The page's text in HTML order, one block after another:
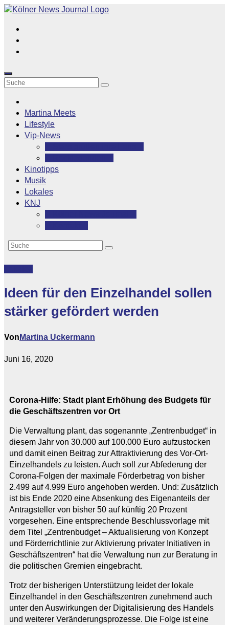
Zum
springen
Martina Meets
Lifestyle
Vip-News
Kinotipps
Musik
Lokales
KNJ
Ideen für den Einzelhandel sollen
stärker gefördert werden
Von Martina Uckermann
Juni 16, 2020
Corona-Hilfe: Stadt plant Erhöhung des Budgets für
die Geschäftszentren vor Ort
Die Verwaltung plant, das sogenannte „Zentrenbudget“ in
diesem Jahr von 30.000 auf 100.000 Euro aufzustocken
und damit einen Beitrag zur Attraktivierung des Vor-Ort-
Einzelhandels zu leisten. Auch soll zur Abfederung der
Corona-Folgen der maximale Förderbetrag von bisher
2.499 auf 4.999 Euro angehoben werden. Und: Zusätzlich
ist bis Ende 2020 eine Absenkung des Eigenanteils der
Antragsteller von bisher 50 auf künftig 20 Prozent
vorgesehen. Eine entsprechende Beschlussvorlage mit
dem Titel „Zentrenbudget – Aktualisierung von Konzept
und Förderrichtlinie zur Aktivierung privater Initiativen in
Geschäftszentren“ hat die Verwaltung nun zur Beratung in
die politischen Gremien eingebracht.
Trotz der bisherigen Unterstützung leidet der lokale
Einzelhandel in den Geschäftszentren zunehmend auch
unter den Auswirkungen der Digitalisierung des Handels
und weiterer Veränderungsprozesse. Die Folge ist eine